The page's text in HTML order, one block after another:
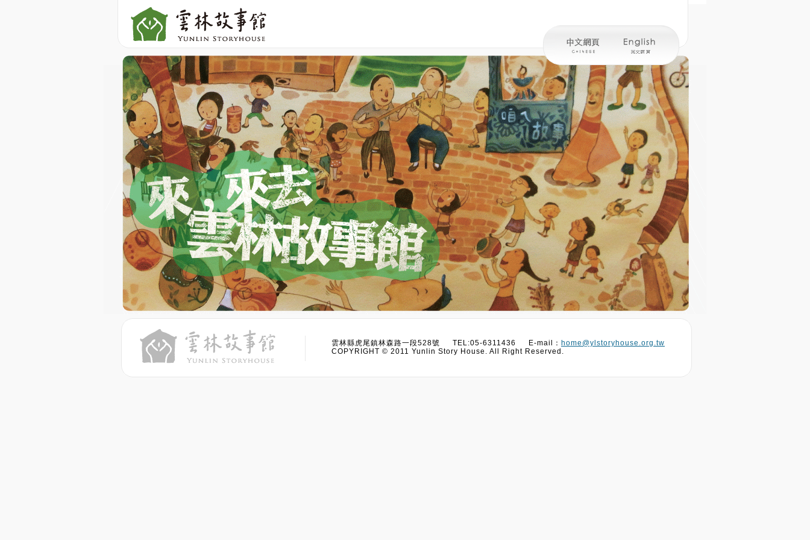
雲林縣虎尾鎮林森路一段528號 TEL:05-6311436 E-mail： home@ylstoryhouse.org.tw
COPYRIGHT © 2011 Yunlin Story House. All Right Reserved.